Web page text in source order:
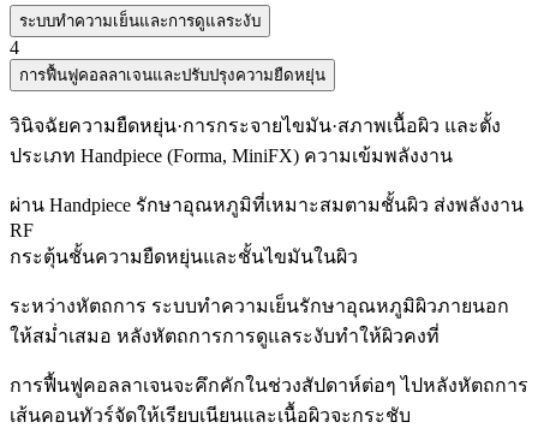
ระบบทำความเย็นและการดูแลระงับ
4
การฟื้นฟูคอลลาเจนและปรับปรุงความยืดหยุ่น
วินิจฉัยความยืดหยุ่น·การกระจายไขมัน·สภาพเนื้อผิว และตั้ง
ประเภท Handpiece (Forma, MiniFX) ความเข้มพลังงาน
ผ่าน Handpiece รักษาอุณหภูมิที่เหมาะสมตามชั้นผิว ส่งพลังงาน
RF
กระตุ้นชั้นความยืดหยุ่นและชั้นไขมันในผิว
ระหว่างหัตถการ ระบบทำความเย็นรักษาอุณหภูมิผิวภายนอก
ให้สม่ำเสมอ หลังหัตถการการดูแลระงับทำให้ผิวคงที่
การฟื้นฟูคอลลาเจนจะคึกคักในช่วงสัปดาห์ต่อๆ ไปหลังหัตถการ
เส้นคอนทัวร์จัดให้เรียบเนียนและเนื้อผิวจะกระชับ